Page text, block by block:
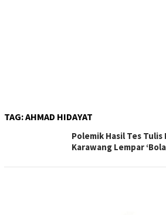
TAG:AHMAD HIDAYAT
Polemik Hasil Tes Tulis
Karawang Lempar